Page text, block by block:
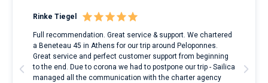
Rinke Tiegel
Full recommendation. Great service & support. We chartered
a Beneteau 45 in Athens for our trip around Peloponnes.
Great service and perfect customer support from beginning
to the end. Due to corona we had to postpone our trip - Sailica
managed all the communication with the charter agency